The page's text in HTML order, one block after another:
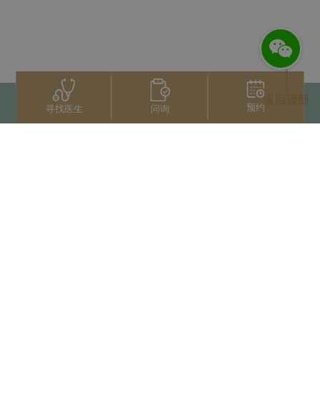
寻找医生 问询 预约
返回顶部